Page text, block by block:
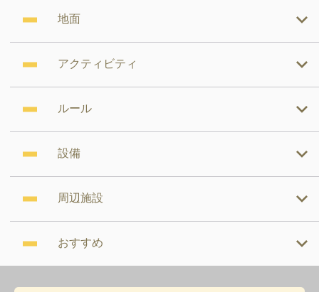
地面
アクティビティ
ルール
設備
周辺施設
おすすめ